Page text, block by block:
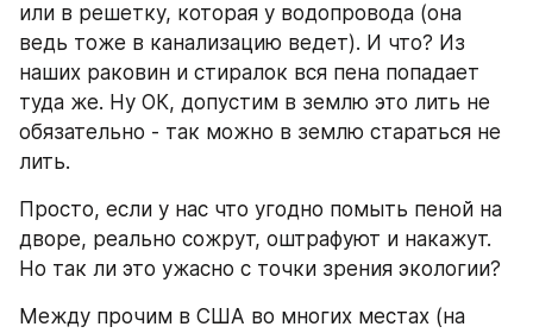
или в решетку, которая у водопровода (она
ведь тоже в канализацию ведет). И что? Из
наших раковин и стиралок вся пена попадает
туда же. Ну ОК, допустим в землю это лить не
обязательно - так можно в землю стараться не
лить.
Просто, если у нас что угодно помыть пеной на
дворе, реально сожрут, оштрафуют и накажут.
Но так ли это ужасно с точки зрения экологии?
Между прочим в США во многих местах (на